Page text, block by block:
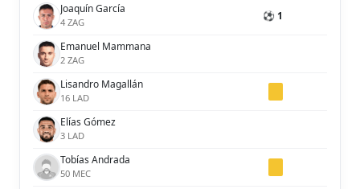
Joaquín García
4 ZAG ⚽ 1
Emanuel Mammana
2 ZAG
Lisandro Magallán
16 LAD
Elías Gómez
3 LAD
Tobías Andrada
50 MEC